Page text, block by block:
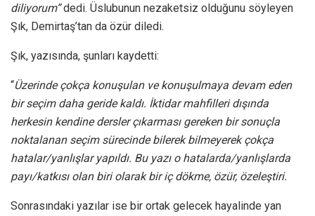
diliyorum”dedi. Üslubunun nezaketsiz olduğunu söyleyen
Şık, Demirtaş’tan da özür diledi.
Şık, yazısında, şunları kaydetti:
“Üzerinde çokça konuşulan ve konuşulmaya devam eden
bir seçim daha geride kaldı. İktidar mahfilleri dışında
herkesin kendine dersler çıkarması gereken bir sonuçla
noktalanan seçim sürecinde bilerek bilmeyerek çokça
hatalar/yanlışlar yapıldı. Bu yazı o hatalarda/yanlışlarda
payı/katkısı olan biri olarak bir iç dökme, özür, özeleştiri.
Sonrasındaki yazılar ise bir ortak gelecek hayalinde yan